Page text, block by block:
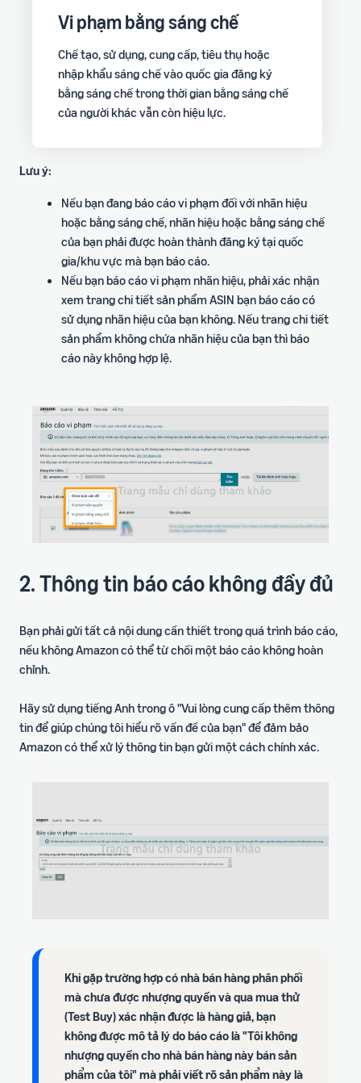
Vi phạm bằng sáng chế
Chế tạo, sử dụng, cung cấp, tiêu thụ hoặc
nhập khẩu sáng chế vào quốc gia đăng ký
bằng sáng chế trong thời gian bằng sáng chế
của người khác vẫn còn hiệu lực.
Lưu ý:
Nếu bạn đang báo cáo vi phạm đối với nhãn hiệu
hoặc bằng sáng chế, nhãn hiệu hoặc bằng sáng chế
của bạn phải được hoàn thành đăng ký tại quốc
gia/khu vực mà bạn báo cáo.
Nếu bạn báo cáo vi phạm nhãn hiệu, phải xác nhận
xem trang chi tiết sản phẩm ASIN bạn báo cáo có
sử dụng nhãn hiệu của bạn không. Nếu trang chi tiết
sản phẩm không chứa nhãn hiệu của bạn thì báo
cáo này không hợp lệ.
2. Thông tin báo cáo không đầy đủ
Bạn phải gửi tất cả nội dung cần thiết trong quá trình báo cáo,
nếu không Amazon có thể từ chối một báo cáo không hoàn
chỉnh.
Hãy sử dụng tiếng Anh trong ô "Vui lòng cung cấp thêm thông
tin để giúp chúng tôi hiểu rõ vấn đề của bạn" để đảm bảo
Amazon có thể xử lý thông tin bạn gửi một cách chính xác.
Khi gặp trường hợp có nhà bán hàng phân phối
mà chưa được nhượng quyền và qua mua thử
(Test Buy) xác nhận được là hàng giả, bạn
không được mô tả lý do báo cáo là "Tôi không
nhượng quyền cho nhà bán hàng này bán sản
phẩm của tôi" mà phải viết rõ sản phẩm này là